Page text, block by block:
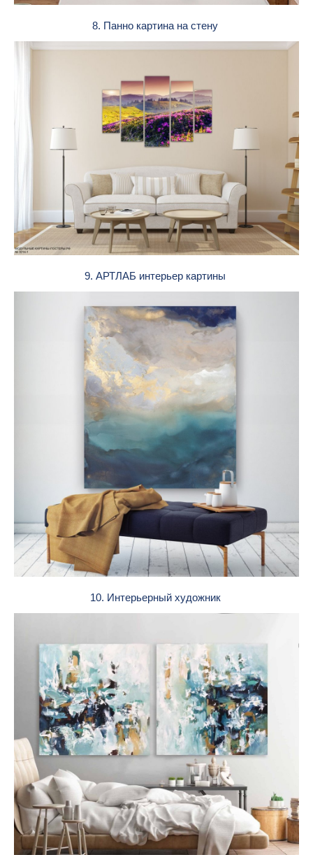
8. Панно картина на стену
9. АРТЛАБ интерьер картины
10. Интерьерный художник